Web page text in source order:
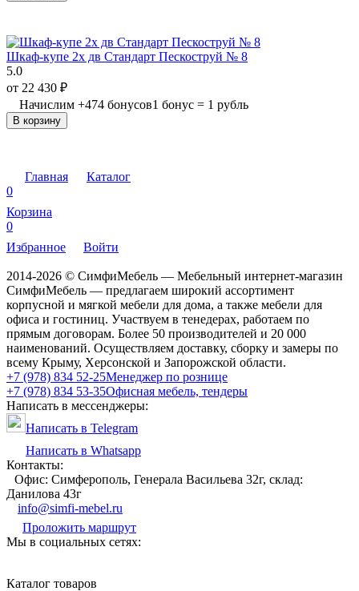
Шкаф-купе 2х дв Стандарт Пескоструй № 8
5.0
от 22 430 ₽
Начислим +474 бонусов1 бонус = 1 рубль
В корзину
Главная
Каталог
0
Корзина
0
Избранное
Войти
2014-2026 © СимфиМебель — Мебельный интернет-магазин
СимфиМебель — предлагаем широкий ассортимент
корпусной и мягкой мебели для дома, а также мебели для
офиса и гостиниц. Участвуем в тенедерах, работаем по
прямым договорам. Более 50 производителей и 20 000
наименований. Осуществляем доставку, сборку и замеры по
всему Крыму, Херсонской и Запорожской области.
+7 (978) 834 52-25Менеджер по рознице
+7 (978) 834 53-35Офисная мебель, тендеры
Написать в мессенджеры:
Написать в Telegram
Написать в Whatsapp
Контакты:
Офис: Симферополь, Генерала Васильева 32г, склад:
Данилова 43г
info@simfi-mebel.ru
Проложить маршрут
Мы в социальных сетях:
Каталог товаров